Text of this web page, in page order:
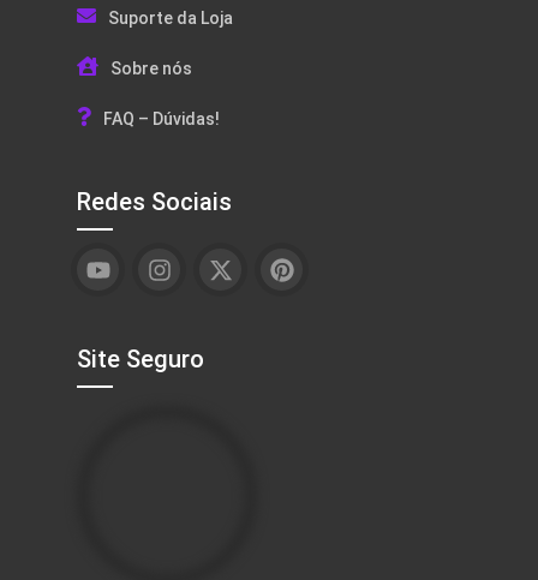
Suporte da Loja
Sobre nós
FAQ – Dúvidas!
Redes Sociais
Site Seguro